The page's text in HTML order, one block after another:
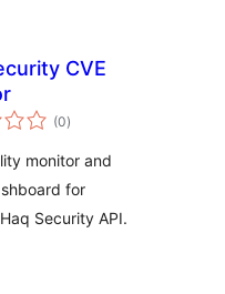
CVE
(0एकूण
मूल्यांकन
)
monitor and
for
Security API.